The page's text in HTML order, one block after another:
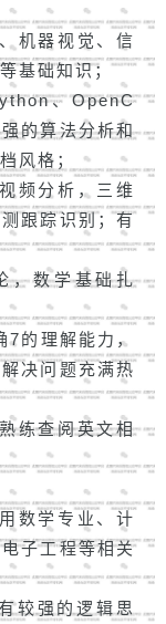
机器视觉、信
基础知识；
、OpenC
的算法分析和
风格；
频分析，三维
跟踪识别；有
，数学基础扎
的理解能力，
决问题充满热
练查阅英文相
数学专业、计
子工程等相关
较强的逻辑思